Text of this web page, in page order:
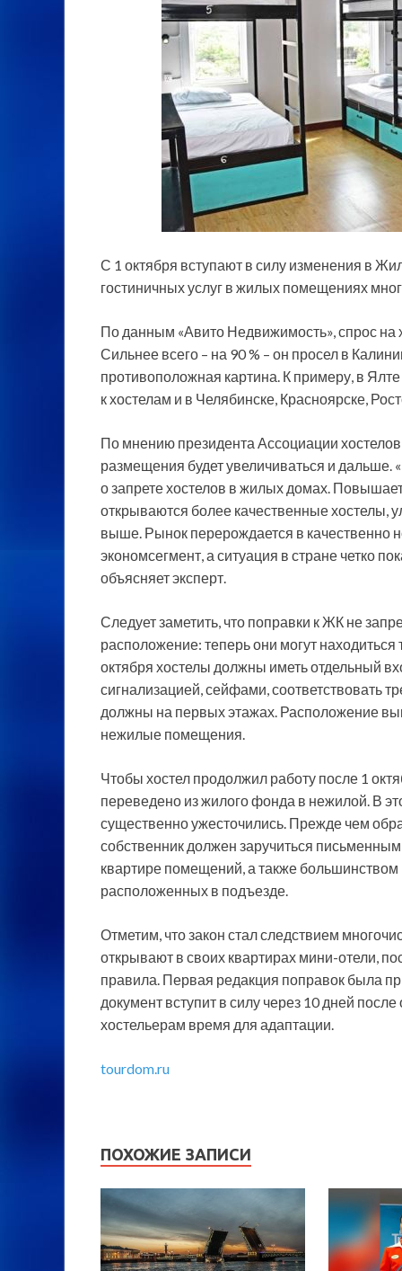
С 1 октября вступают в силу изменения в
гостиничных услуг в жилых помещениях
По данным «Авито Недвижимость», спрос на
Сильнее всего – на 90 % – он просел в
противоположная картина. К примеру, в
к хостелам и в Челябинске, Красноярске,
По мнению президента Ассоциации
размещения будет увеличиваться и дальше.
о запрете хостелов в жилых домах.
открываются более качественные хостелы,
выше. Рынок перерождается в качественно
экономсегмент, а ситуация в стране четко
объясняет эксперт.
Следует заметить, что поправки к ЖК не
расположение: теперь они могут
октября хостелы должны иметь отдельный
сигнализацией, сейфами, соответствовать
должны на первых этажах. Расположение
нежилые помещения.
Чтобы хостел продолжил работу после 1
переведено из жилого фонда в нежилой. В
существенно ужесточились. Прежде чем
собственник должен заручиться
квартире помещений, а также
расположенных в подъезде.
Отметим, что закон стал следствием
открывают в своих квартирах мини-отели,
правила. Первая редакция поправок была
документ вступит в силу через 10 дней
хостельерам время для адаптации.
tourdom.ru
ПОХОЖИЕ ЗАПИСИ